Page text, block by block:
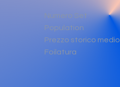
Numero Set
Population
Prezzo storico medio
Foilatura